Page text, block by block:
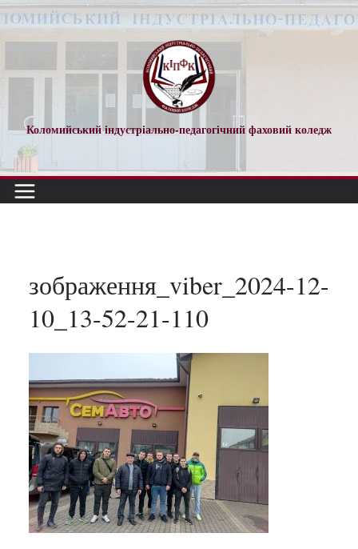
Перейти
до
Коломийський індустріально-педагогічний фаховий коледж
зображення_viber_2024-12-
10_13-52-21-110